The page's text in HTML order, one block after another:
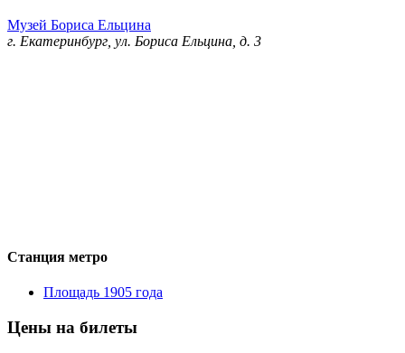
Музей Бориса Ельцина
г. Екатеринбург, ул. Бориса Ельцина, д. 3
Станция метро
Площадь 1905 года
Цены на билеты